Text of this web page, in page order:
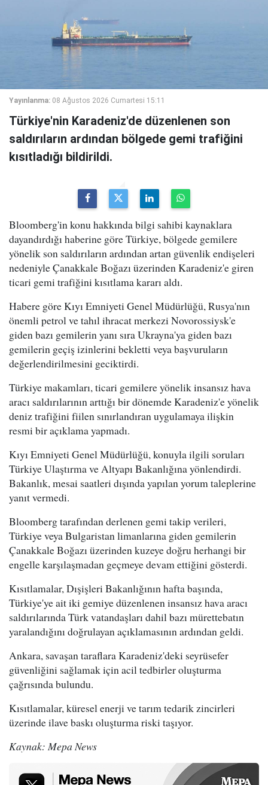
Yayınlanma: 08 Ağustos 2026 Cumartesi 15:11
Türkiye'nin Karadeniz'de düzenlenen son
saldırıların ardından bölgede gemi trafiğini
kısıtladığı bildirildi.
Bloomberg'in konu hakkında bilgi sahibi kaynaklara
dayandırdığı haberine göre Türkiye, bölgede gemilere
yönelik son saldırıların ardından artan güvenlik endişeleri
nedeniyle Çanakkale Boğazı üzerinden Karadeniz'e giren
ticari gemi trafiğini kısıtlama kararı aldı.
Habere göre Kıyı Emniyeti Genel Müdürlüğü, Rusya'nın
önemli petrol ve tahıl ihracat merkezi Novorossiysk'e
giden bazı gemilerin yanı sıra Ukrayna'ya giden bazı
gemilerin geçiş izinlerini bekletti veya başvuruların
değerlendirilmesini geciktirdi.
Türkiye makamları, ticari gemilere yönelik insansız hava
aracı saldırılarının arttığı bir dönemde Karadeniz'e yönelik
deniz trafiğini fiilen sınırlandıran uygulamaya ilişkin
resmi bir açıklama yapmadı.
Kıyı Emniyeti Genel Müdürlüğü, konuyla ilgili soruları
Türkiye Ulaştırma ve Altyapı Bakanlığına yönlendirdi.
Bakanlık, mesai saatleri dışında yapılan yorum taleplerine
yanıt vermedi.
Bloomberg tarafından derlenen gemi takip verileri,
Türkiye veya Bulgaristan limanlarına giden gemilerin
Çanakkale Boğazı üzerinden kuzeye doğru herhangi bir
engelle karşılaşmadan geçmeye devam ettiğini gösterdi.
Kısıtlamalar, Dışişleri Bakanlığının hafta başında,
Türkiye'ye ait iki gemiye düzenlenen insansız hava aracı
saldırılarında Türk vatandaşları dahil bazı mürettebatın
yaralandığını doğrulayan açıklamasının ardından geldi.
Ankara, savaşan taraflara Karadeniz'deki seyrüsefer
güvenliğini sağlamak için acil tedbirler oluşturma
çağrısında bulundu.
Kısıtlamalar, küresel enerji ve tarım tedarik zincirleri
üzerinde ilave baskı oluşturma riski taşıyor.
Kaynak: Mepa News